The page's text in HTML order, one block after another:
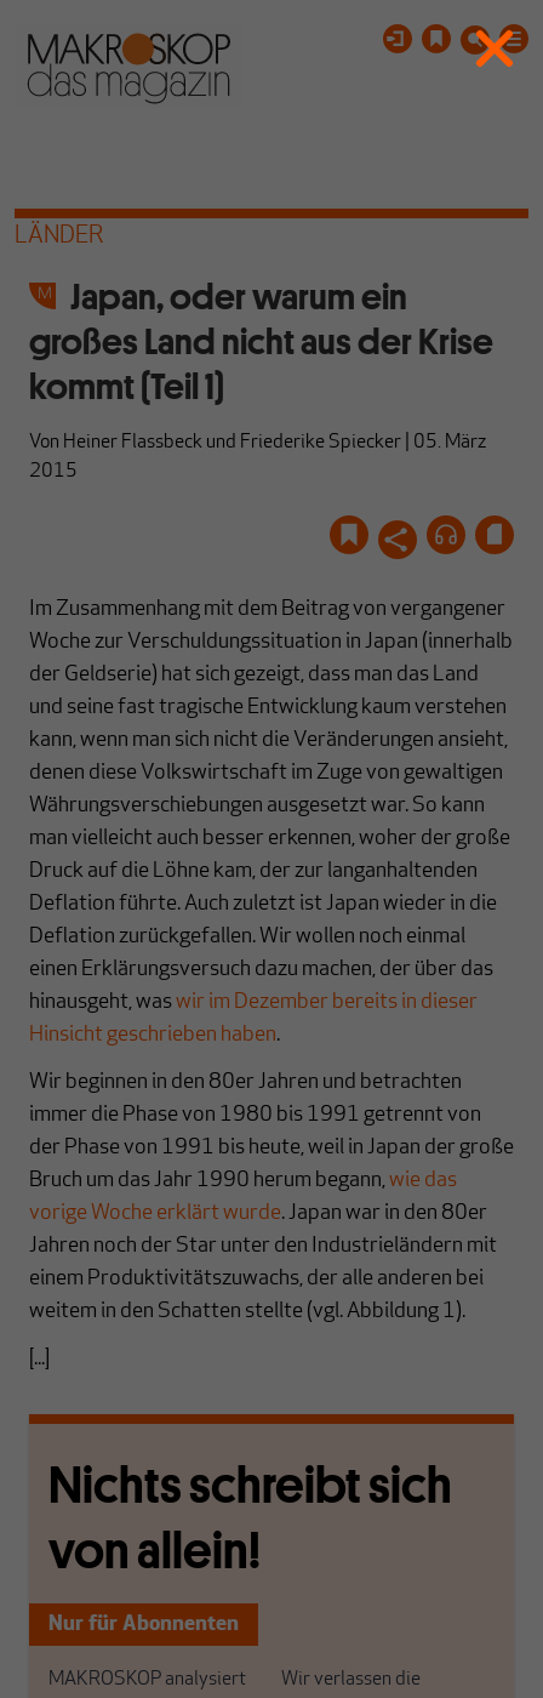
LÄNDER
Japan, oder warum ein
großes Land nicht aus der Krise
kommt (Teil 1)
Von Heiner Flassbeck und Friederike Spiecker
05. März
2015
Im Zusammenhang mit dem Beitrag von vergangener
Woche zur Verschuldungssituation in Japan (innerhalb
der Geldserie) hat sich gezeigt, dass man das Land
und seine fast tragische Entwicklung kaum verstehen
kann, wenn man sich nicht die Veränderungen ansieht,
denen diese Volkswirtschaft im Zuge von gewaltigen
Währungsverschiebungen ausgesetzt war. So kann
man vielleicht auch besser erkennen, woher der große
Druck auf die Löhne kam, der zur langanhaltenden
Deflation führte. Auch zuletzt ist Japan wieder in die
Deflation zurückgefallen. Wir wollen noch einmal
einen Erklärungsversuch dazu machen, der über das
hinausgeht, waswir im Dezember bereits in dieser
Hinsicht geschrieben haben.
Wir beginnen in den 80er Jahren und betrachten
immer die Phase von 1980 bis 1991 getrennt von
der Phase von 1991 bis heute, weil in Japan der große
Bruch um das Jahr 1990 herum begann,wie das
vorige Woche erklärt wurde. Japan war in den 80er
Jahren noch der Star unter den Industrieländern mit
einem Produktivitätszuwachs, der alle anderen bei
weitem in den Schatten stellte (vgl. Abbildung 1).
[...]
Nichts schreibt sich
von allein!
Nur für Abonnenten
MAKROSKOP analysiert
Wir verlassen die